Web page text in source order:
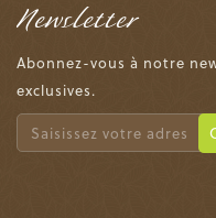
Newsletter
Abonnez-vous à notre
exclusives.